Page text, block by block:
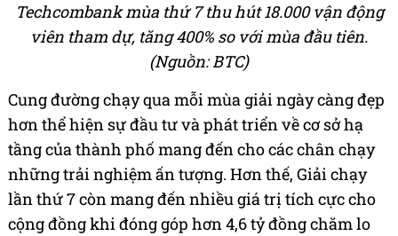
Techcombank mùa thứ 7 thu hút 18.000 vận động
viên tham dự, tăng 400% so với mùa đầu tiên.
(Nguồn: BTC)
Cung đường chạy qua mỗi mùa giải ngày càng đẹp
hơn thể hiện sự đầu tư và phát triển về cơ sở hạ
tầng của thành phố mang đến cho các chân chạy
những trải nghiệm ấn tượng. Hơn thế, Giải chạy
lần thứ 7 còn mang đến nhiều giá trị tích cực cho
cộng đồng khi đóng góp hơn 4,6 tỷ đồng chăm lo